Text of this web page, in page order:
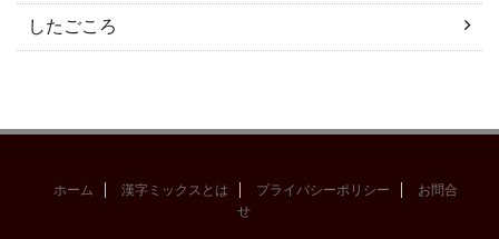
したごころ
ホーム 漢字ミックスとは プライバシーポリシー
お問合
せ